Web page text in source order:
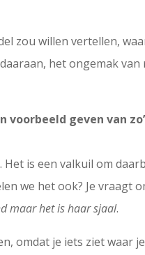
zou willen vertellen,
het ongemak
geven van
is een valkuil om
we het ook? Je vraagt
maar het is haar sjaal.
omdat je iets ziet waar